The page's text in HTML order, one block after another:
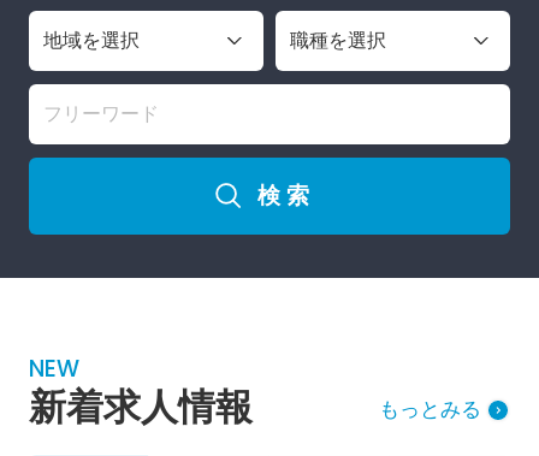
検 索
NEW
新着求人情報 もっとみる